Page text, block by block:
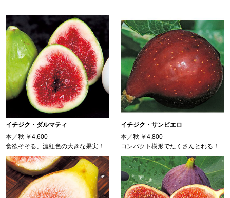
イチジク・ダルマティ
本／秋 ￥4,600
食欲そそる、濃紅色の大きな果実！
イチジク・サンピエロ
本／秋 ￥4,800
コンパクト樹形でたくさんとれる！